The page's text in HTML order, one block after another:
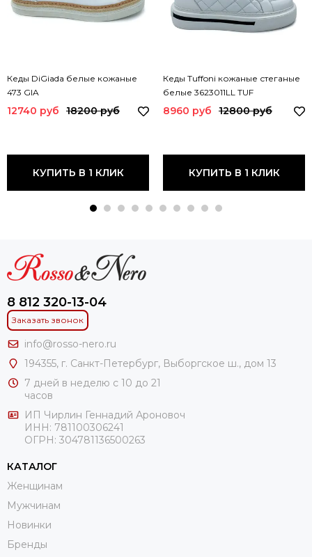
Кеды DiGiada белые кожаные
473 GIA
12740 руб 18200 руб
КУПИТЬ В 1 КЛИК
Кеды Tuffoni кожаные стеганые
белые 3623011LL TUF
8960 руб 12800 руб
КУПИТЬ В 1 КЛИК
8 812 320-13-04
Заказать звонок
info@rosso-nero.ru
194355, г. Санкт-Петербург, Выборгское ш., дом 13
7 дней в неделю с 10 до 21
часов
ИП Чирлин Геннадий Ароновоч
ИНН: 781100306241
ОГРН: 304781136500263
КАТАЛОГ
Женщинам
Мужчинам
Новинки
Бренды